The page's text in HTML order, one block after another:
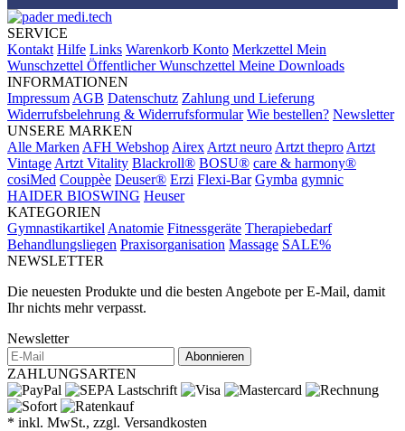
SERVICE
Kontakt Hilfe Links Warenkorb Konto Merkzettel Mein
Wunschzettel Öffentlicher Wunschzettel Meine Downloads
INFORMATIONEN
Impressum AGB Datenschutz Zahlung und Lieferung
Widerrufsbelehrung & Widerrufsformular Wie bestellen? Newsletter
UNSERE MARKEN
Alle Marken AFH Webshop Airex Artzt neuro Artzt thepro Artzt
Vintage Artzt Vitality Blackroll® BOSU® care & harmony®
cosiMed Couppèe Deuser® Erzi Flexi-Bar Gymba gymnic
HAIDER BIOSWING Heuser
KATEGORIEN
Gymnastikartikel Anatomie Fitnessgeräte Therapiebedarf
Behandlungsliegen Praxisorganisation Massage SALE%
NEWSLETTER
Die neuesten Produkte und die besten Angebote per E-Mail, damit
Ihr nichts mehr verpasst.
Newsletter
Abonnieren
ZAHLUNGSARTEN
* inkl. MwSt., zzgl. Versandkosten